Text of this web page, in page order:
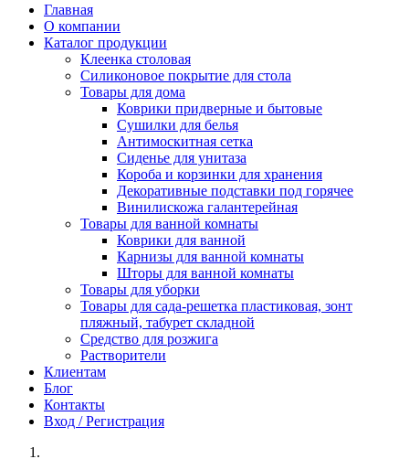
Главная
О компании
Каталог продукции
Клеенка столовая
Силиконовое покрытие для стола
Товары для дома
Коврики придверные и бытовые
Сушилки для белья
Антимоскитная сетка
Сиденье для унитаза
Короба и корзинки для хранения
Декоративные подставки под горячее
Винилискожа галантерейная
Товары для ванной комнаты
Коврики для ванной
Карнизы для ванной комнаты
Шторы для ванной комнаты
Товары для уборки
Товары для сада-решетка пластиковая, зонт
пляжный, табурет складной
Средство для розжига
Растворители
Клиентам
Блог
Контакты
Вход / Регистрация